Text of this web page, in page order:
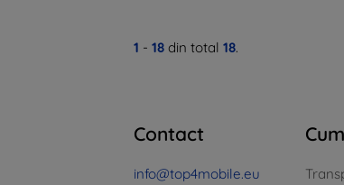
1 - 18 din total 18.
Contact
info@top4mobile.eu